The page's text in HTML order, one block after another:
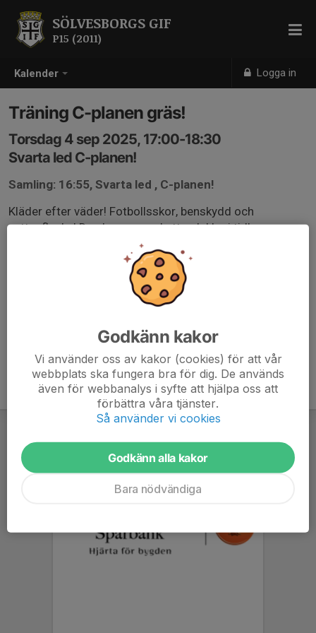
Kalender Logga in
SÖLVESBORGS GIF
P15 (2011)
Träning C-planen gräs!
Torsdag 4 sep 2025, 17:00-18:30
Svarta led C-planen!
Samling: 16:55, Svarta led , C-planen!
Kläder efter väder! Fotbollsskor, benskydd och
vattenflaska! Du ska vara ombytt och klar i tid!
Godkänn kakor
Vi använder oss av kakor (cookies) för att vår
webbplats ska fungera bra för dig. De används
även för webbanalys i syfte att hjälpa oss att
förbättra våra tjänster.
Så använder vi cookies
Godkänn alla kakor
Bara nödvändiga